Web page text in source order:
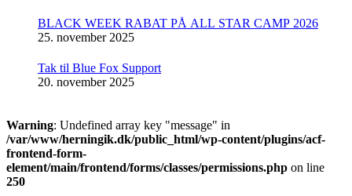
BLACK WEEK RABAT PÅ ALL STAR CAMP 2026
25. november 2025
Tak til Blue Fox Support
20. november 2025
Warning: Undefined array key "message" in
/var/www/herningik.dk/public_html/wp-content/plugins/acf-
frontend-form-
element/main/frontend/forms/classes/permissions.php on line
250